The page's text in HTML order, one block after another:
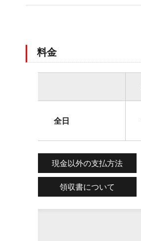
料金
全日
現金以外の支払方法
領収書について